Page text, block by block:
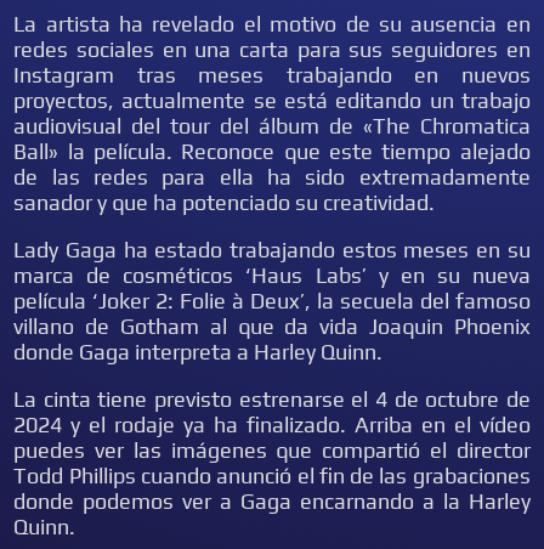
La artista ha revelado el motivo de su ausencia en
redes sociales en una carta para sus seguidores en
Instagram tras meses trabajando en nuevos
proyectos, actualmente se está editando un trabajo
audiovisual del tour del álbum de «The Chromatica
Ball» la película. Reconoce que este tiempo alejado
de las redes para ella ha sido extremadamente
sanador y que ha potenciado su creatividad.
Lady Gaga ha estado trabajando estos meses en su
marca de cosméticos ‘Haus Labs’ y en su nueva
película ‘Joker 2: Folie à Deux’, la secuela del famoso
villano de Gotham al que da vida Joaquin Phoenix
donde Gaga interpreta a Harley Quinn.
La cinta tiene previsto estrenarse el 4 de octubre de
2024 y el rodaje ya ha finalizado. Arriba en el vídeo
puedes ver las imágenes que compartió el director
Todd Phillips cuando anunció el fin de las grabaciones
donde podemos ver a Gaga encarnando a la Harley
Quinn.